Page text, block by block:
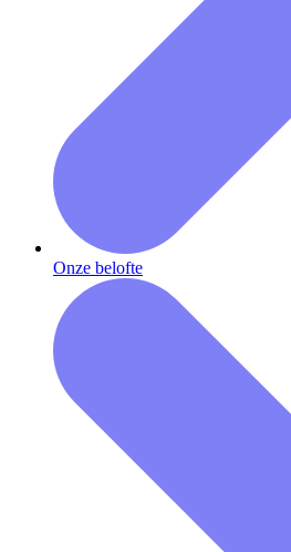
Onze belofte